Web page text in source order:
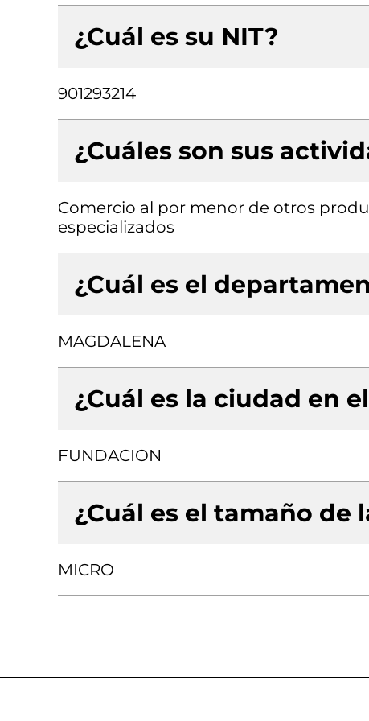
¿Cuál es su NIT?
901293214
¿Cuáles son sus
Comercio al por menor de otros
especializados
¿Cuál es el
MAGDALENA
¿Cuál es la ciudad en
FUNDACION
¿Cuál es el tamaño de
MICRO